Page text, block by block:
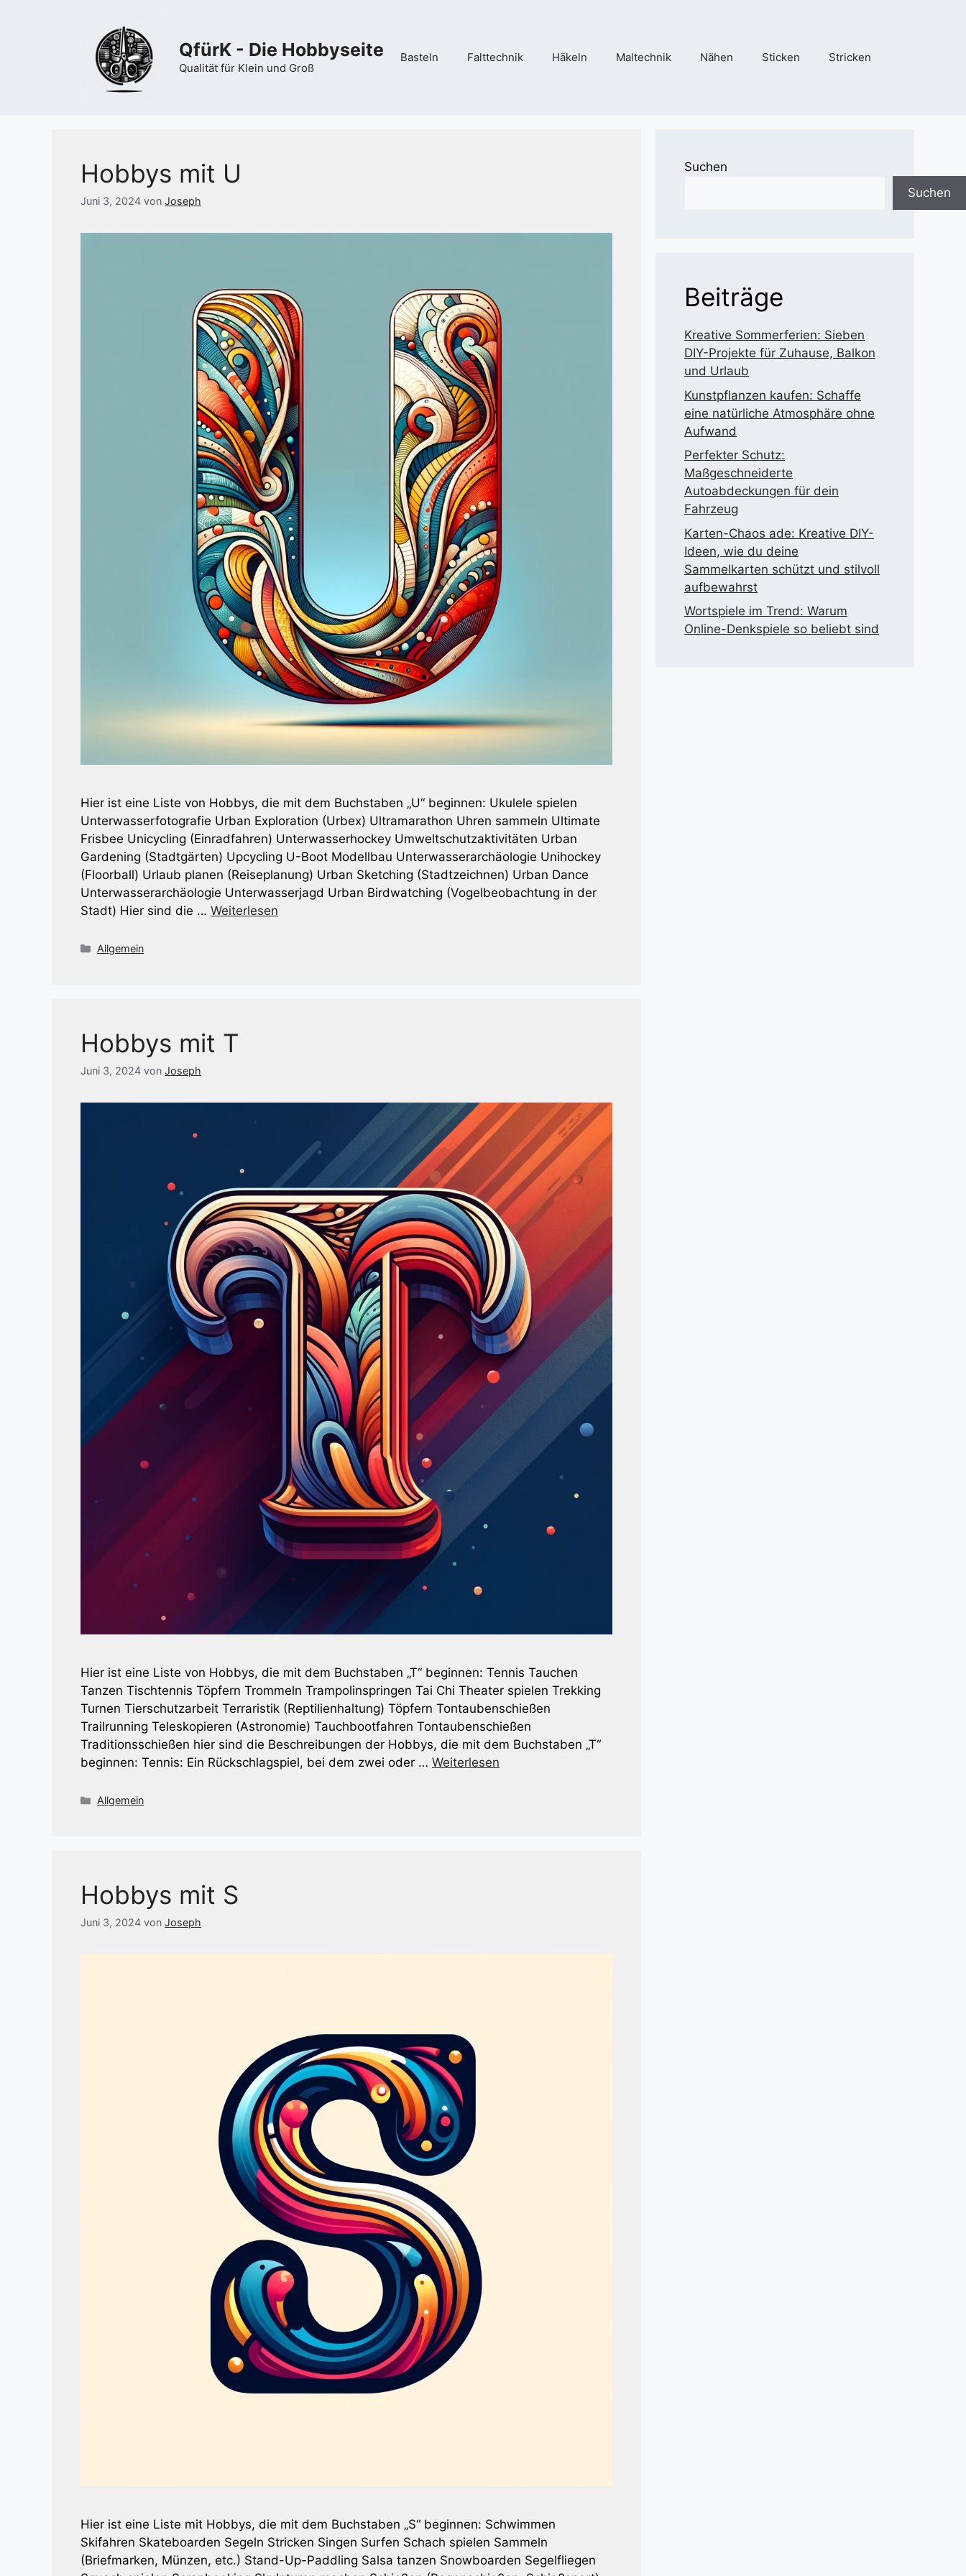
QfürK - Die Hobbyseite
Qualität für Klein und Groß
Basteln Falttechnik Häkeln Maltechnik Nähen Sticken Stricken
Hobbys mit U
Juni 3, 2024 von Joseph
Hier ist eine Liste von Hobbys, die mit dem Buchstaben „U“ beginnen: Ukulele spielen
Unterwasserfotografie Urban Exploration (Urbex) Ultramarathon Uhren sammeln Ultimate
Frisbee Unicycling (Einradfahren) Unterwasserhockey Umweltschutzaktivitäten Urban
Gardening (Stadtgärten) Upcycling U-Boot Modellbau Unterwasserarchäologie Unihockey
(Floorball) Urlaub planen (Reiseplanung) Urban Sketching (Stadtzeichnen) Urban Dance
Unterwasserarchäologie Unterwasserjagd Urban Birdwatching (Vogelbeobachtung in der
Stadt) Hier sind die … Weiterlesen
Kategorien
Allgemein
Hobbys mit T
Juni 3, 2024 von Joseph
Hier ist eine Liste von Hobbys, die mit dem Buchstaben „T“ beginnen: Tennis Tauchen
Tanzen Tischtennis Töpfern Trommeln Trampolinspringen Tai Chi Theater spielen Trekking
Turnen Tierschutzarbeit Terraristik (Reptilienhaltung) Töpfern Tontaubenschießen
Trailrunning Teleskopieren (Astronomie) Tauchbootfahren Tontaubenschießen
Traditionsschießen hier sind die Beschreibungen der Hobbys, die mit dem Buchstaben „T“
beginnen: Tennis: Ein Rückschlagspiel, bei dem zwei oder … Weiterlesen
Kategorien
Allgemein
Hobbys mit S
Juni 3, 2024 von Joseph
Hier ist eine Liste mit Hobbys, die mit dem Buchstaben „S“ beginnen: Schwimmen
Skifahren Skateboarden Segeln Stricken Singen Surfen Schach spielen Sammeln
(Briefmarken, Münzen, etc.) Stand-Up-Paddling Salsa tanzen Snowboarden Segelfliegen
Suchen
Suchen
Beiträge
Kreative Sommerferien: Sieben
DIY-Projekte für Zuhause, Balkon
und Urlaub
Kunstpflanzen kaufen: Schaffe
eine natürliche Atmosphäre ohne
Aufwand
Perfekter Schutz:
Maßgeschneiderte
Autoabdeckungen für dein
Fahrzeug
Karten-Chaos ade: Kreative DIY-
Ideen, wie du deine
Sammelkarten schützt und stilvoll
aufbewahrst
Wortspiele im Trend: Warum
Online-Denkspiele so beliebt sind